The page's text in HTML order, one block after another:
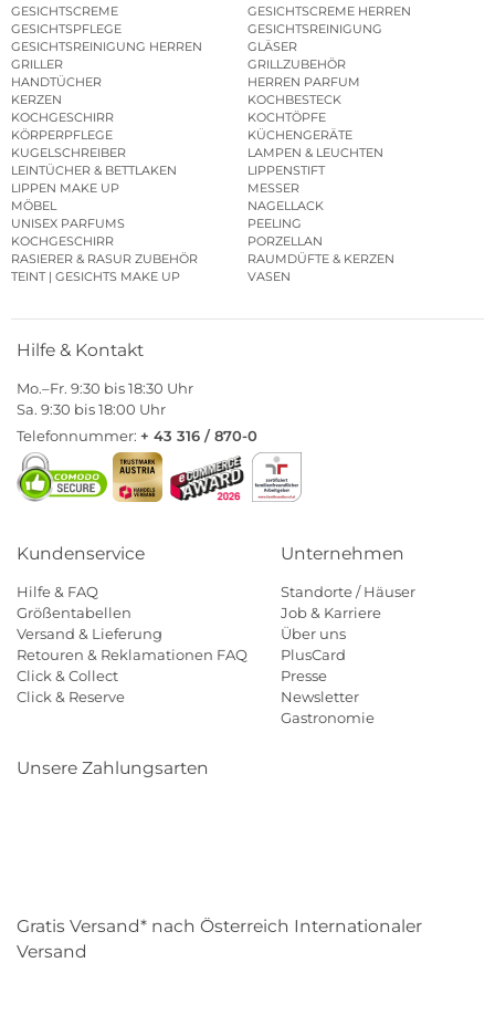
GESICHTSCREME
GESICHTSCREME HERREN
GESICHTSPFLEGE
GESICHTSREINIGUNG
GESICHTSREINIGUNG HERREN
GLÄSER
GRILLER
GRILLZUBEHÖR
HANDTÜCHER
HERREN PARFUM
KERZEN
KOCHBESTECK
KOCHGESCHIRR
KOCHTÖPFE
KÖRPERPFLEGE
KÜCHENGERÄTE
KUGELSCHREIBER
LAMPEN & LEUCHTEN
LEINTÜCHER & BETTLAKEN
LIPPENSTIFT
LIPPEN MAKE UP
MESSER
MÖBEL
NAGELLACK
UNISEX PARFUMS
PEELING
KOCHGESCHIRR
PORZELLAN
RASIERER & RASUR ZUBEHÖR
RAUMDÜFTE & KERZEN
TEINT | GESICHTS MAKE UP
VASEN
Hilfe & Kontakt
Mo.–Fr. 9:30 bis 18:30 Uhr
Sa. 9:30 bis 18:00 Uhr
Telefonnummer: + 43 316 / 870-0
Kundenservice
Hilfe & FAQ
Größentabellen
Versand & Lieferung
Retouren & Reklamationen FAQ
Click & Collect
Click & Reserve
Unternehmen
Standorte / Häuser
Job & Karriere
Über uns
PlusCard
Presse
Newsletter
Gastronomie
Unsere Zahlungsarten
Gratis Versand* nach Österreich Internationaler
Versand